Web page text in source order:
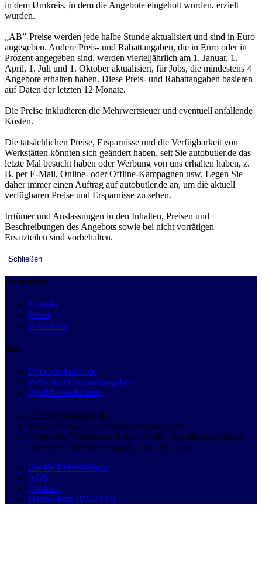
in dem Umkreis, in dem die Angebote eingeholt wurden, erzielt
wurden.
„AB”-Preise werden jede halbe Stunde aktualisiert und sind in Euro
angegeben. Andere Preis- und Rabattangaben, die in Euro oder in
Prozent angegeben sind, werden vierteljährlich am 1. Januar, 1.
April, 1. Juli und 1. Oktober aktualisiert, für Jobs, die mindestens 4
Angebote erhalten haben. Diese Preis- und Rabattangaben basieren
auf Daten der letzten 12 Monate.
Die Preise inkludieren die Mehrwertsteuer und eventuell anfallende
Kosten.
Die tatsächlichen Preise, Ersparnisse und die Verfügbarkeit von
Werkstätten könnten sich geändert haben, seit Sie autobutler.de das
letzte Mal besucht haben oder Werbung von uns erhalten haben, z.
B. per E-Mail, Online- oder Offline-Kampagnen usw. Legen Sie
daher immer einen Auftrag auf autobutler.de an, um die aktuell
verfügbaren Preise und Ersparnisse zu sehen.
Irrtümer und Auslassungen in den Inhalten, Preisen und
Beschreibungen des Angebots sowie bei nicht vorrätigen
Ersatzteilen sind vorbehalten.
Schließen
Autobutler
Kontakt
Presse
Impressum
Info
Über autobutler.de
Preis- und Ersparnisangaben
Qualitätswerkstätten
© 2026 Autobutler.de
Mühlenstr. 8a, 14167 Berlin, Deutschland
*Nationale Teilnehmer-Rufnr. (VoIP), Anrufkosten hängen
von Ihrem Telefonvertrag ab, max. 49 ct/min.
Cookie Einstellungen
AGB
Cookies
Datenschutz (DSGVO)